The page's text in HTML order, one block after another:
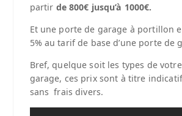
partir de 800€ jusqu’à 1000€.
Et une porte de garage à portillon
5% au tarif de base d’une porte de
Bref, quelque soit les types de
garage, ces prix sont à titre
sans frais divers.